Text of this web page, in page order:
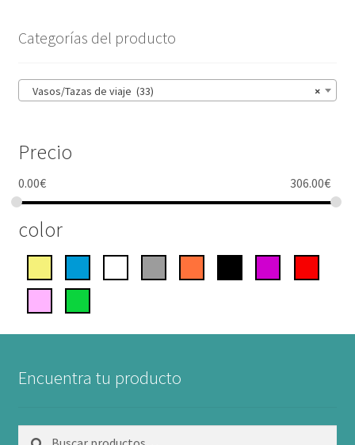
Categorías del producto
×
Vasos/Tazas de viaje (33)
Precio
0.00€ 306.00€
color
Encuentra tu producto
Buscar
Buscar